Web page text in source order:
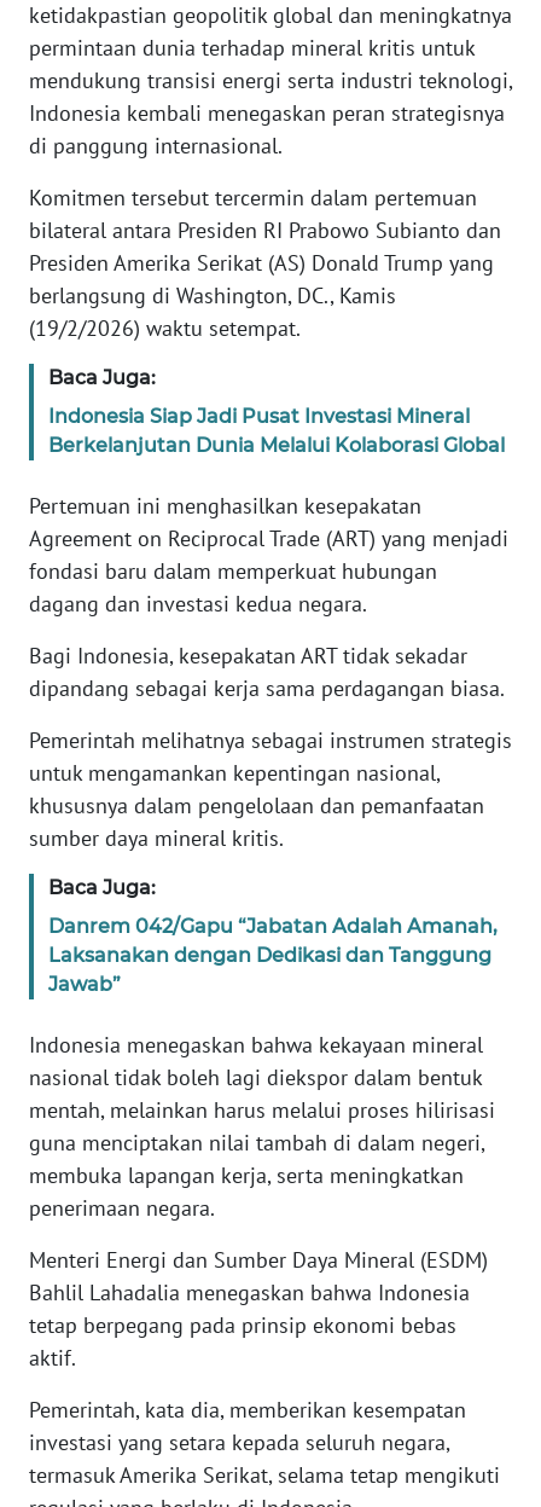
ketidakpastian geopolitik global dan meningkatnya
permintaan dunia terhadap mineral kritis untuk
mendukung transisi energi serta industri teknologi,
Indonesia kembali menegaskan peran strategisnya
di panggung internasional.
Komitmen tersebut tercermin dalam pertemuan
bilateral antara Presiden RI Prabowo Subianto dan
Presiden Amerika Serikat (AS) Donald Trump yang
berlangsung di Washington, DC., Kamis
(19/2/2026) waktu setempat.
Baca Juga:
Indonesia Siap Jadi Pusat Investasi Mineral
Berkelanjutan Dunia Melalui Kolaborasi Global
Pertemuan ini menghasilkan kesepakatan
Agreement on Reciprocal Trade (ART) yang menjadi
fondasi baru dalam memperkuat hubungan
dagang dan investasi kedua negara.
Bagi Indonesia, kesepakatan ART tidak sekadar
dipandang sebagai kerja sama perdagangan biasa.
Pemerintah melihatnya sebagai instrumen strategis
untuk mengamankan kepentingan nasional,
khususnya dalam pengelolaan dan pemanfaatan
sumber daya mineral kritis.
Baca Juga:
Danrem 042/Gapu “Jabatan Adalah Amanah,
Laksanakan dengan Dedikasi dan Tanggung
Jawab”
Indonesia menegaskan bahwa kekayaan mineral
nasional tidak boleh lagi diekspor dalam bentuk
mentah, melainkan harus melalui proses hilirisasi
guna menciptakan nilai tambah di dalam negeri,
membuka lapangan kerja, serta meningkatkan
penerimaan negara.
Menteri Energi dan Sumber Daya Mineral (ESDM)
Bahlil Lahadalia menegaskan bahwa Indonesia
tetap berpegang pada prinsip ekonomi bebas
aktif.
Pemerintah, kata dia, memberikan kesempatan
investasi yang setara kepada seluruh negara,
termasuk Amerika Serikat, selama tetap mengikuti
KAMI
INFO
IKLAN
TENTANG
KAMI
PEDOMAN
MEDIA
REDAKSI
DISCLAIMER
Wahana
Regional
SUMUT
WN
JAKARTA
WN
JABAR
WN
WN
NTT
WN
KEPRI
WN
WN
PAPUA
WN
RIAU